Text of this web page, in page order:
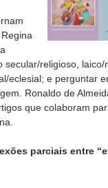
religioso,
eclesial; e perguntar
Ronaldo de
que colaboram
parciais entre